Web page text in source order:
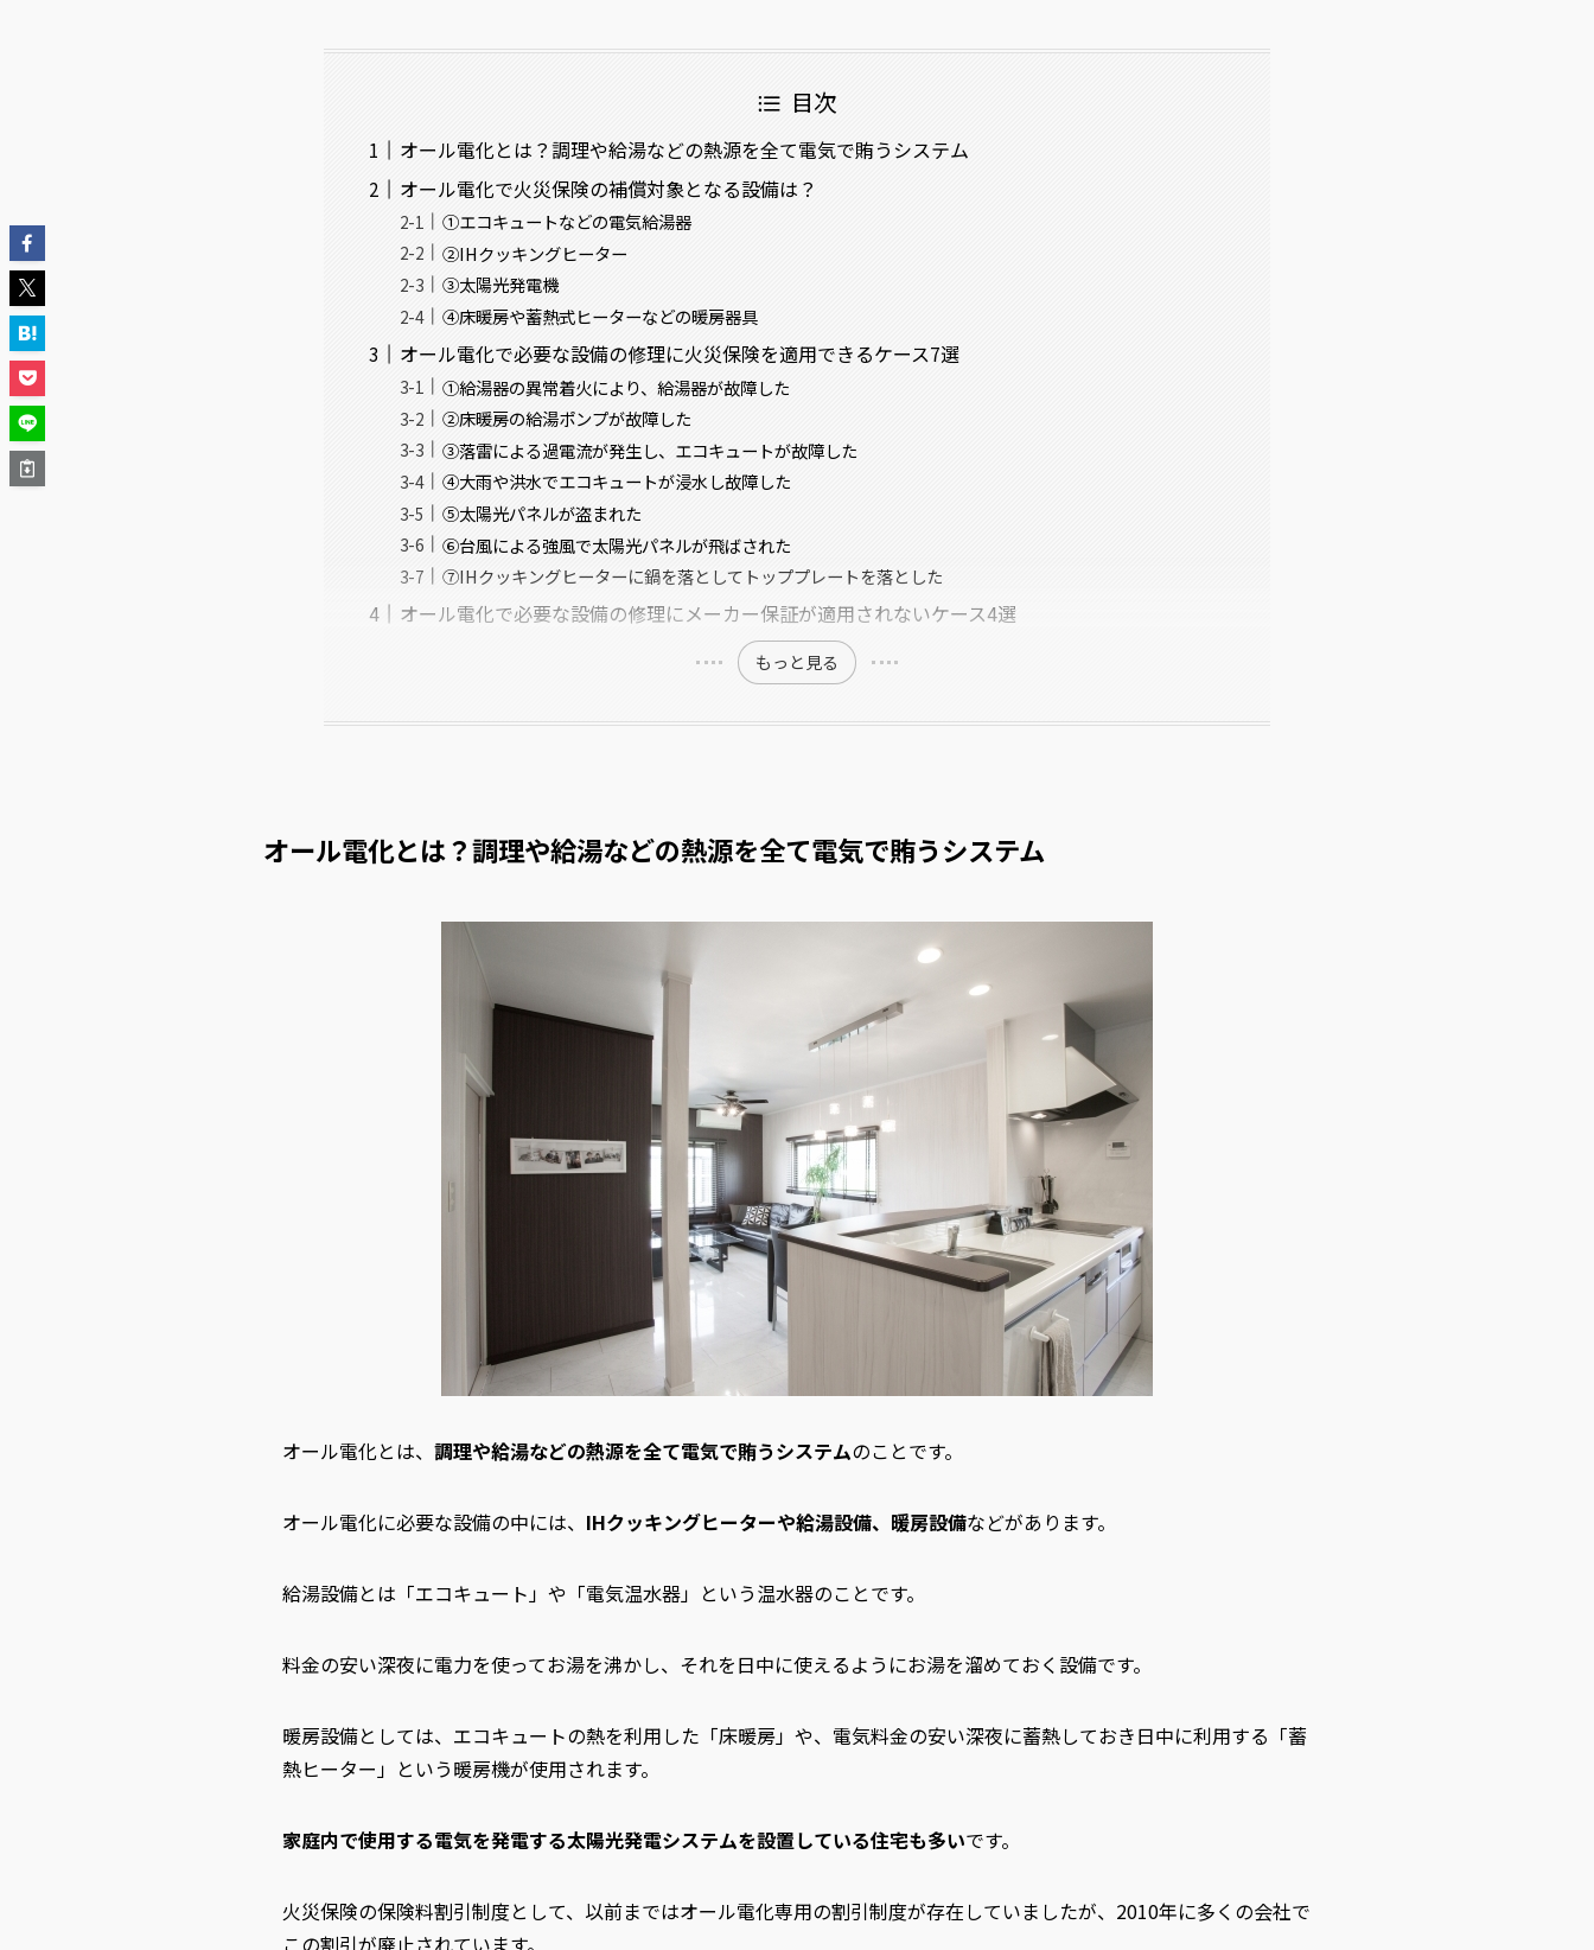
目次
オール電化とは？調理や給湯などの熱源を全て電気で賄うシステム
オール電化で火災保険の補償対象となる設備は？
①エコキュートなどの電気給湯器
②IHクッキングヒーター
③太陽光発電機
④床暖房や蓄熱式ヒーターなどの暖房器具
オール電化で必要な設備の修理に火災保険を適用できるケース7選
①給湯器の異常着火により、給湯器が故障した
②床暖房の給湯ポンプが故障した
③落雷による過電流が発生し、エコキュートが故障した
④大雨や洪水でエコキュートが浸水し故障した
⑤太陽光パネルが盗まれた
⑥台風による強風で太陽光パネルが飛ばされた
⑦IHクッキングヒーターに鍋を落としてトッププレートを落とした
オール電化で必要な設備の修理にメーカー保証が適用されないケース4選
もっと見る
オール電化とは？調理や給湯などの熱源を全て電気で賄うシステム
オール電化とは、 調理や給湯などの熱源を全て電気で賄うシステムのことです。
オール電化に必要な設備の中には、 IHクッキングヒーターや給湯設備、暖房設備などがあります。
給湯設備とは「エコキュート」や「電気温水器」という温水器のことです。
料金の安い深夜に電力を使ってお湯を沸かし、それを日中に使えるようにお湯を溜めておく設備です。
暖房設備としては、エコキュートの熱を利用した「床暖房」や、電気料金の安い深夜に蓄熱しておき日中に利用する「蓄
熱ヒーター」という暖房機が使用されます。
家庭内で使用する電気を発電する太陽光発電システムを設置している住宅も多いです。
火災保険の保険料割引制度として、以前まではオール電化専用の割引制度が存在していましたが、2010年に多くの会社で
この割引が廃止されています。